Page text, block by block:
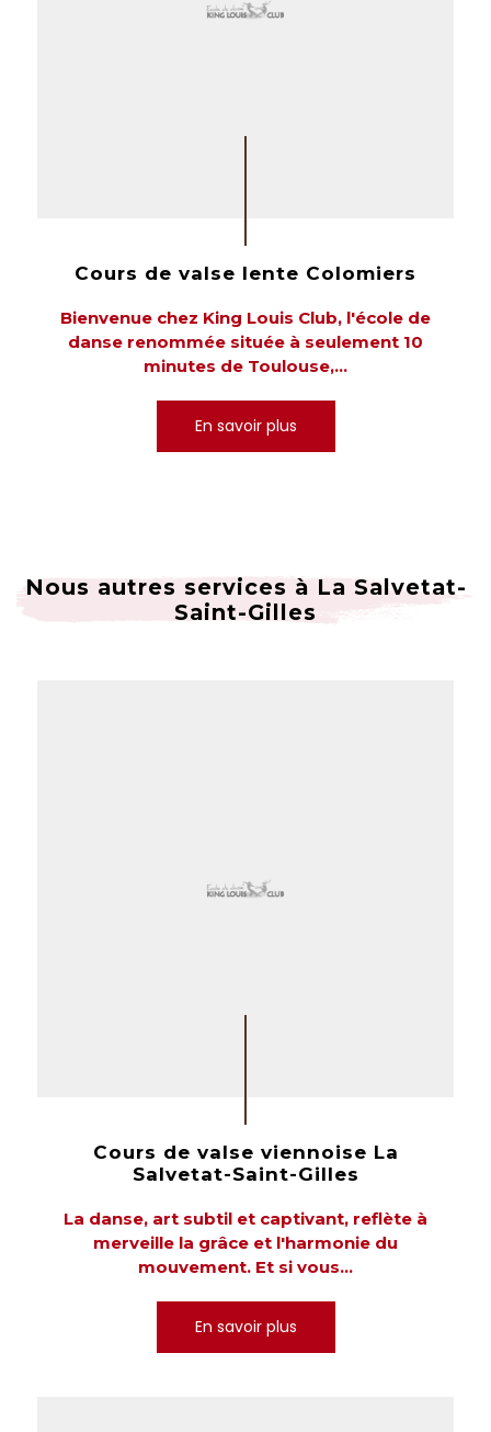
Cours de valse lente Colomiers
Bienvenue chez King Louis Club, l'école de
danse renommée située à seulement 10
minutes de Toulouse,...
En savoir plus
Nous autres services à La Salvetat-
Saint-Gilles
Cours de valse viennoise La
Salvetat-Saint-Gilles
La danse, art subtil et captivant, reflète à
merveille la grâce et l'harmonie du
mouvement. Et si vous...
En savoir plus